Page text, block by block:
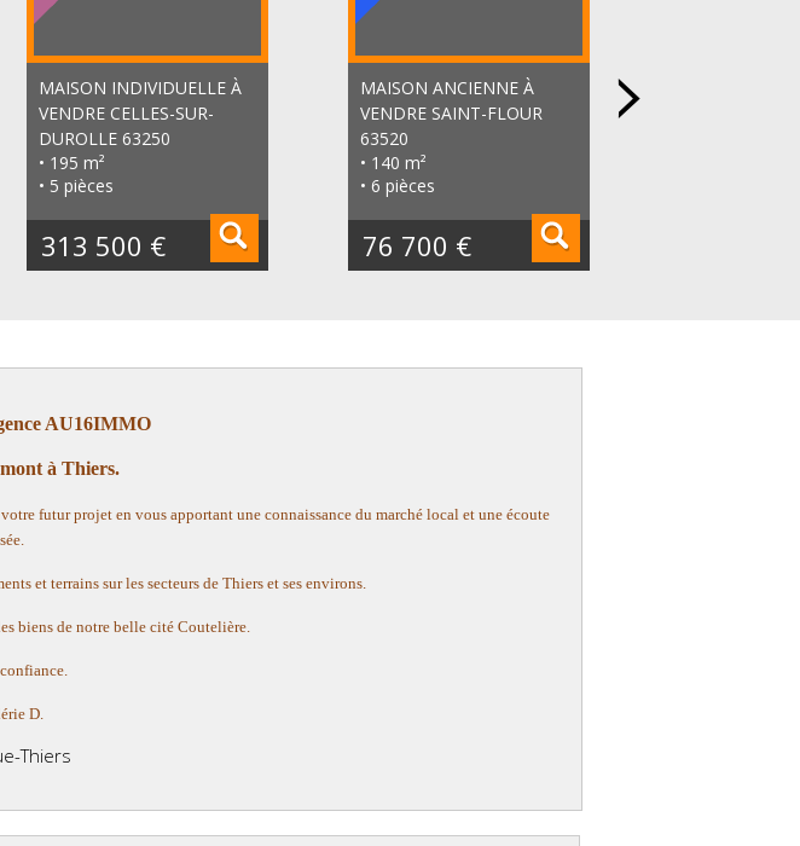
MAISON INDIVIDUELLE À
VENDRE CELLES-SUR-
DUROLLE 63250
• 195 m²
• 5 pièces
313 500 €
MAISON ANCIENNE À
VENDRE SAINT-FLOUR
63520
• 140 m²
• 6 pièces
76 700 €
AU16IMMO
à Thiers.
futur projet en vous apportant une connaissance du marché local et une écoute
et terrains sur les secteurs de Thiers et ses environs.
biens de notre belle cité Coutelière.
D.